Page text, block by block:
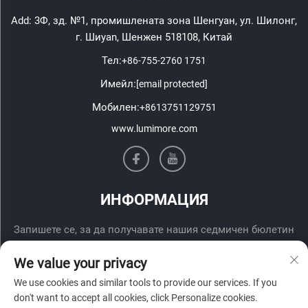
Add: 3Ф, зд. №1, промишлената зона Шенгуан, ул. Шилонг,
г. Шиyan, Шенжен 518108, Китай
Тел:+86-755-2760 1751
Имейл:[email protected]
Мобилен:+8613751129751
www.lumimore.com
ИНФОРМАЦИЯ
Запишете се, за да получавате нашия седмичен бюлетин
We value your privacy
We use cookies and similar tools to provide our services. If you
don't want to accept all cookies, click Personalize cookies.